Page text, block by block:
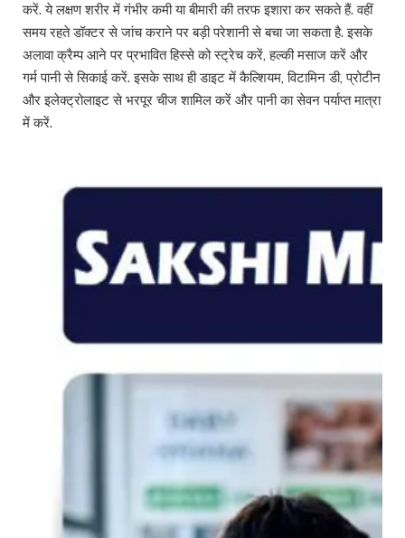
करें. ये लक्षण शरीर में गंभीर कमी या बीमारी की तरफ इशारा कर सकते हैं. वहीं
समय रहते डॉक्टर से जांच कराने पर बड़ी परेशानी से बचा जा सकता है. इसके
अलावा क्रैम्प आने पर प्रभावित हिस्से को स्ट्रेच करें, हल्की मसाज करें और
गर्म पानी से सिकाई करें. इसके साथ ही डाइट में कैल्शियम, विटामिन डी, प्रोटीन
और इलेक्ट्रोलाइट से भरपूर चीज शामिल करें और पानी का सेवन पर्याप्त मात्रा
में करें.